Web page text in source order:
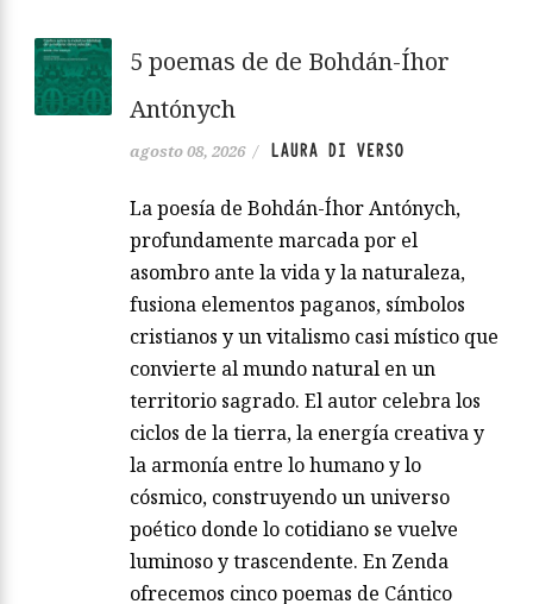
5 poemas de de Bohdán-Íhor
Antónych
agosto 08, 2026 / LAURA DI VERSO
La poesía de Bohdán-Íhor Antónych,
profundamente marcada por el
asombro ante la vida y la naturaleza,
fusiona elementos paganos, símbolos
cristianos y un vitalismo casi místico que
convierte al mundo natural en un
territorio sagrado. El autor celebra los
ciclos de la tierra, la energía creativa y
la armonía entre lo humano y lo
cósmico, construyendo un universo
poético donde lo cotidiano se vuelve
luminoso y trascendente. En Zenda
ofrecemos cinco poemas de Cántico